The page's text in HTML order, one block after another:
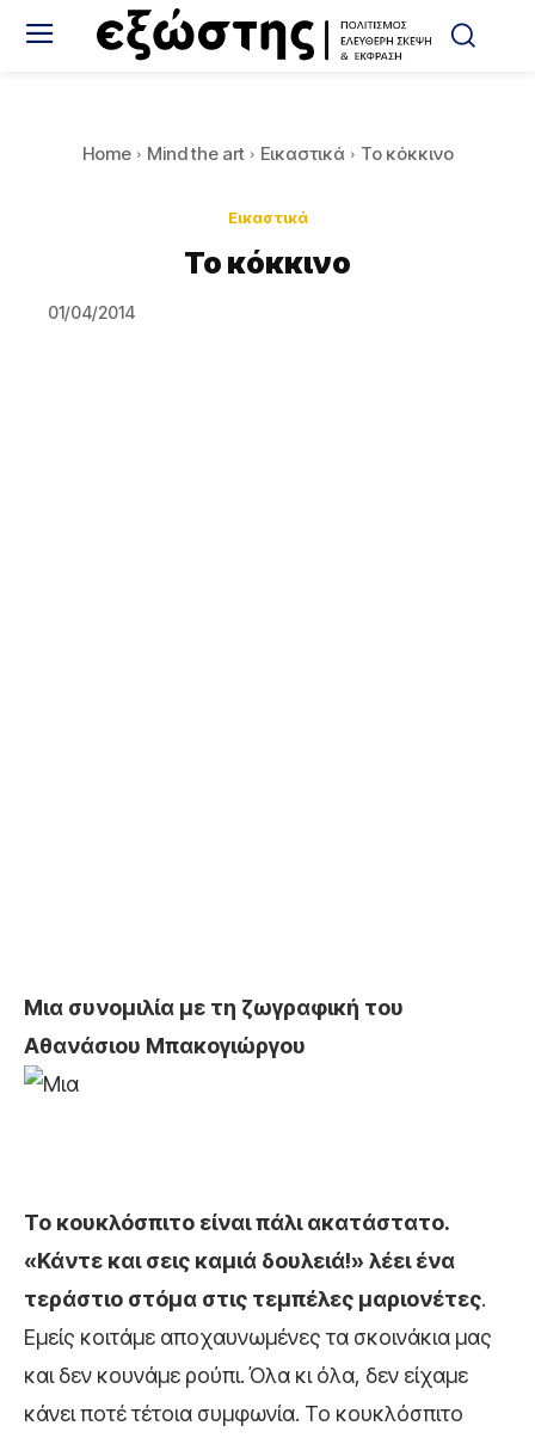
Home Mind the art Εικαστικά Το κόκκινο
Εικαστικά
Το κόκκινο
01/04/2014
Μια συνομιλία με τη ζωγραφική του
Αθανάσιου Μπακογιώργου
Το κουκλόσπιτο είναι πάλι ακατάστατο.
«Κάντε και σεις καμιά δουλειά!» λέει ένα
τεράστιο στόμα στις τεμπέλες μαριονέτες.
Εμείς κοιτάμε αποχαυνωμένες τα σκοινάκια μας
και δεν κουνάμε ρούπι. Όλα κι όλα, δεν είχαμε
κάνει ποτέ τέτοια συμφωνία. Το κουκλόσπιτο